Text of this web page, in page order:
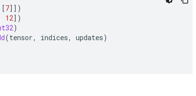
[7]] )
12] )
)
(tensor, indices, updates)